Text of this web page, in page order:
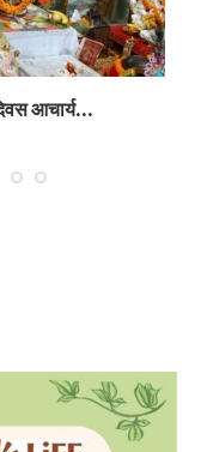
आचार्य...